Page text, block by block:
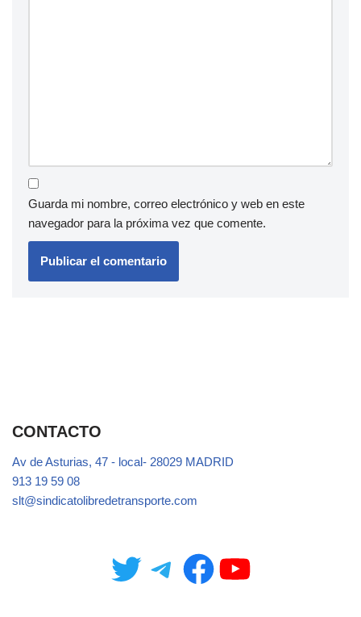
Guarda mi nombre, correo electrónico y web en este
navegador para la próxima vez que comente.
CONTACTO
Av de Asturias, 47 - local- 28029 MADRID
913 19 59 08
slt@sindicatolibredetransporte.com